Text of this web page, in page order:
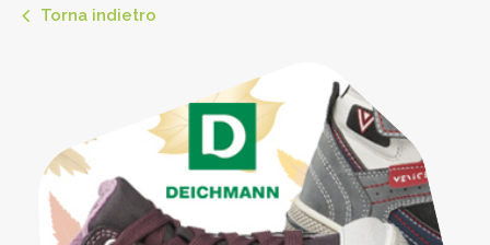
Torna indietro